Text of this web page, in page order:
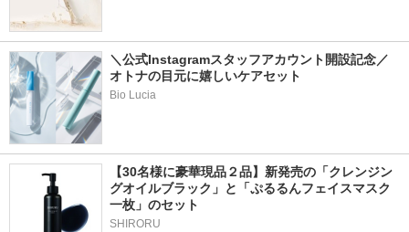
＼公式Instagramスタッフアカウント開設記念／
オトナの目元に嬉しいケアセット
Bio Lucia
【30名様に豪華現品２品】新発売の「クレンジン
グオイルブラック」と「ぷるるんフェイスマスク
一枚」のセット
SHIRORU